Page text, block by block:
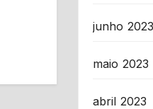
junho 2023
maio 2023
abril 2023